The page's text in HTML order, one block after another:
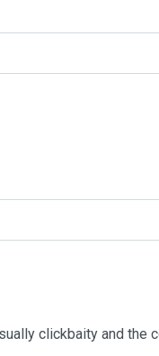
clickbaity and the